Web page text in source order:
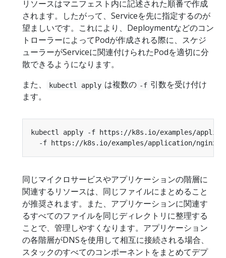
リソースはマニフェスト内に記述された順番で作成
されます。したがって、Serviceを先に指定するのが
望ましいです。これにより、Deploymentなどのコン
トローラーによってPodが作成される際に、スケジ
ューラーがServiceに関連付けられたPodを適切に分
散できるようになります。
また、
kubectl apply は複数の -f 引数を受け付け
ます。
kubectl apply -f https://k8s.io/examples/
同じマイクロサービスやアプリケーションの階層に
関連するリソースは、同じファイルにまとめること
が推奨されます。また、アプリケーションに関連す
るすべてのファイルを同じディレクトリに整理する
ことで、管理しやすくなります。アプリケーション
の各階層がDNSを使用して相互に接続される場合、
スタックのすべてのコンポーネントをまとめてデプ